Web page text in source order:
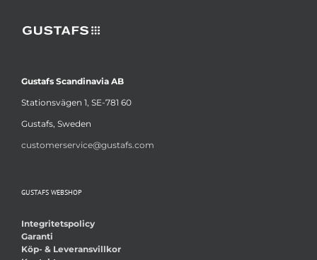
Gustafs Scandinavia AB
Stationsvägen 1, SE-781 60
Gustafs, Sweden
customerservice@gustafs.com
GUSTAFS WEBSHOP
Integritetspolicy
Garanti
Köp- & Leveransvillkor